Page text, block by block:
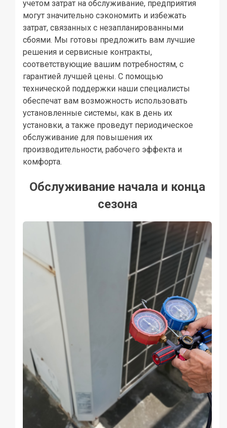
учетом затрат на обслуживание, предприятия
могут значительно сэкономить и избежать
затрат, связанных с незапланированными
сбоями. Мы готовы предложить вам лучшие
решения и сервисные контракты,
соответствующие вашим потребностям, с
гарантией лучшей цены. С помощью
технической поддержки наши специалисты
обеспечат вам возможность использовать
установленные системы, как в день их
установки, а также проведут периодическое
обслуживание для повышения их
производительности, рабочего эффекта и
комфорта.
Обслуживание начала и конца
сезона